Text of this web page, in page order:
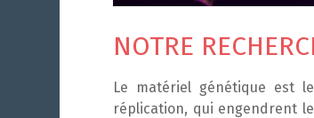
NOTRE
Le matériel génétique est
réplication, qui engendrent